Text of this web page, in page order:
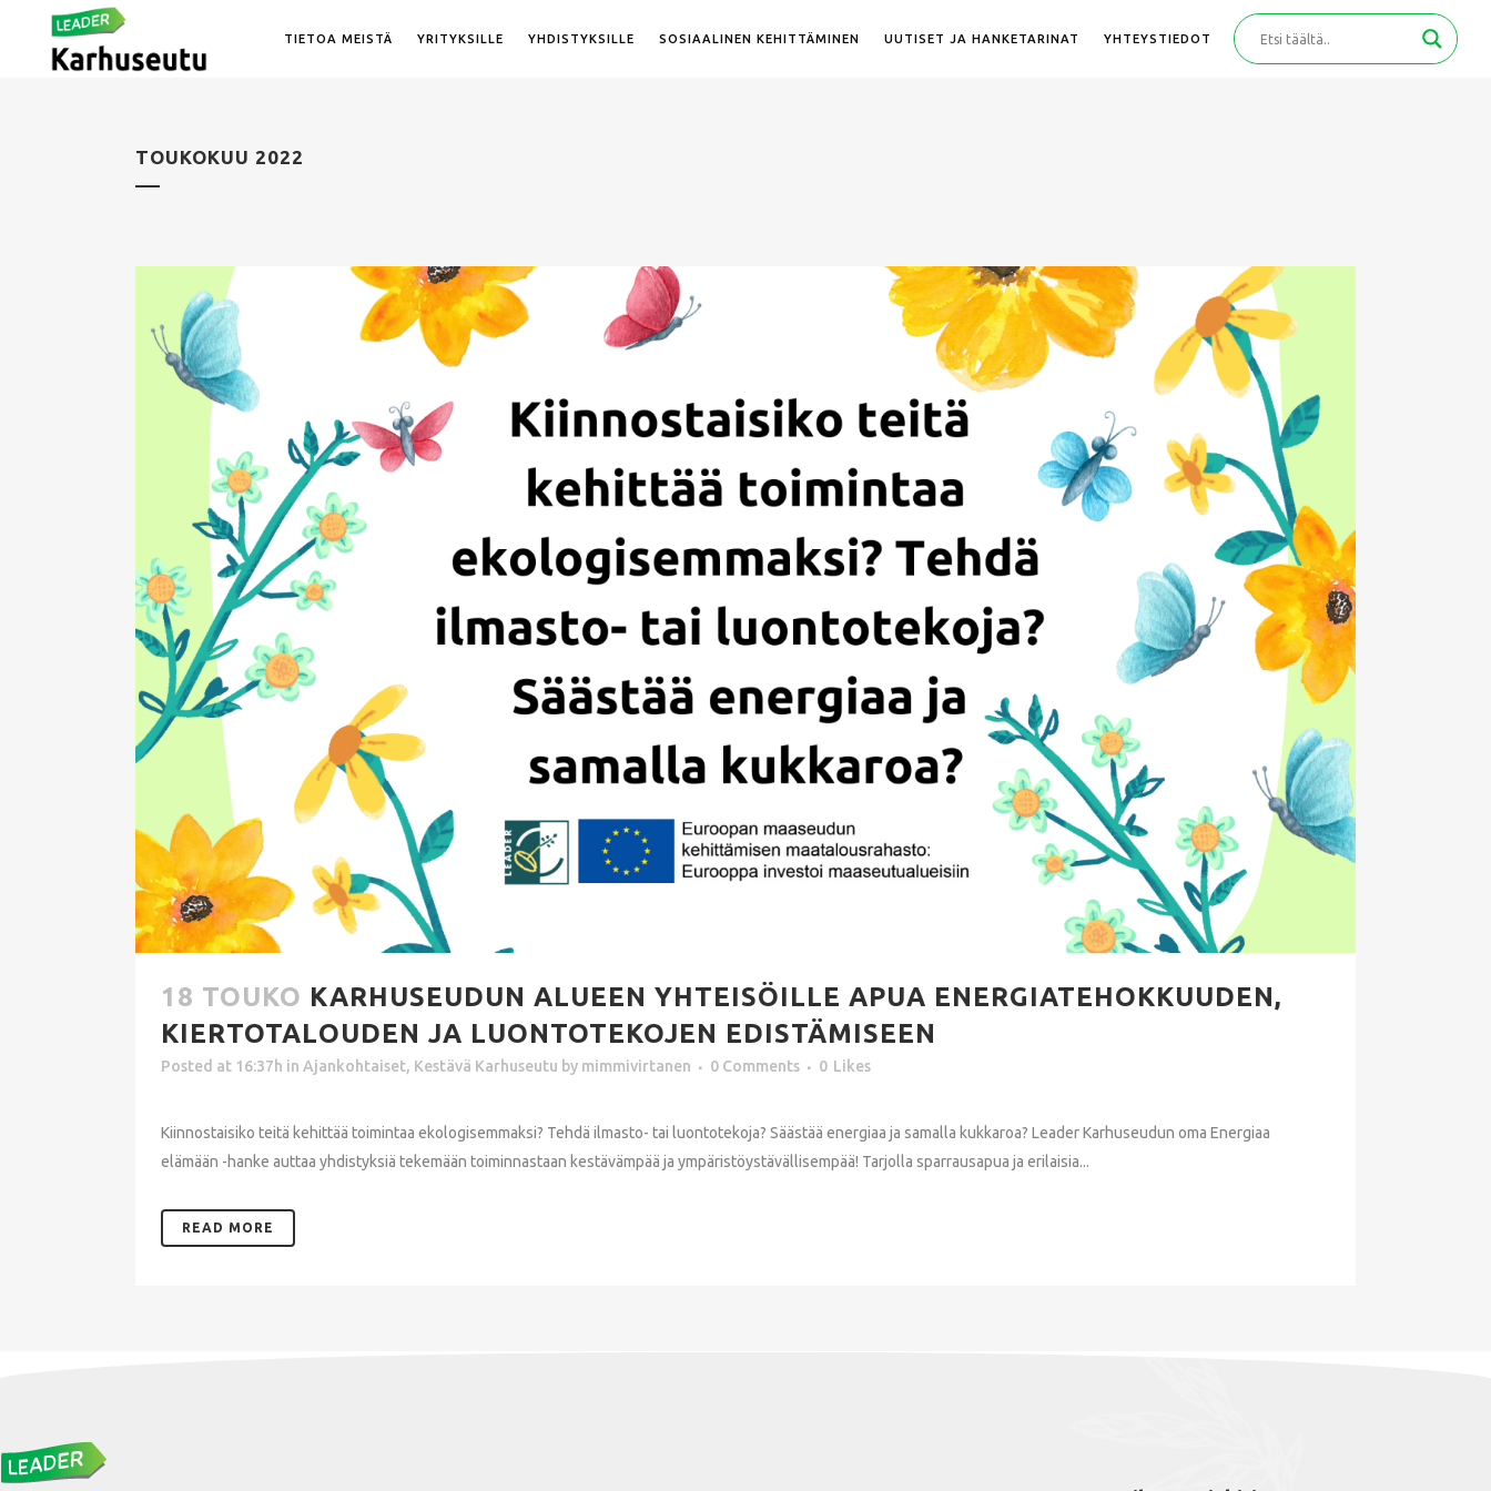
TIETOA MEISTÄ YRITYKSILLE YHDISTYKSILLE SOSIAALINEN KEHITTÄMINEN UUTISET JA HANKETARINAT YHTEYSTIEDOT
TOUKOKUU 2022
18 TOUKO KARHUSEUDUN ALUEEN YHTEISÖILLE APUA ENERGIATEHOKKUUDEN,
KIERTOTALOUDEN JA LUONTOTEKOJEN EDISTÄMISEEN
Posted at 16:37h in Ajankohtaiset, Kestävä Karhuseutu by mimmivirtanen 0 Comments 0 Likes
Kiinnostaisiko teitä kehittää toimintaa ekologisemmaksi? Tehdä ilmasto- tai luontotekoja? Säästää energiaa ja samalla kukkaroa? Leader Karhuseudun oma Energiaa
elämään -hanke auttaa yhdistyksiä tekemään toiminnastaan kestävämpää ja ympäristöystävällisempää! Tarjolla sparrausapua ja erilaisia...
READ MORE